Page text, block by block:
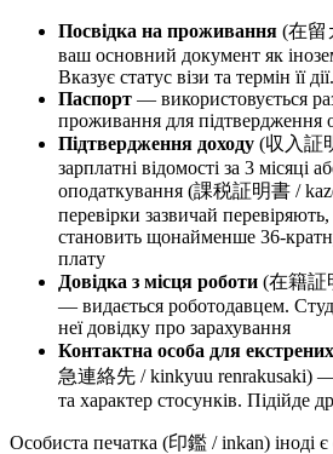
Посвідка на проживання (在留
ваш основний документ як
Вказує статус візи та термін її
Паспорт — використовується
проживання для підтвердження
Підтвердження доходу (収入証
зарплатні відомості за 3 місяці
оподаткування (課税証明書 /
перевірки зазвичай
становить щонайменше 36-
плату
Довідка з місця роботи (在籍証
— видається роботодавцем.
неї довідку про зарахування
Контактна особа для
急連絡先 / kinkyuu renrakusaki)
та характер стосунків. Підійде
Особиста печатка (印鑑 / inkan) іноді